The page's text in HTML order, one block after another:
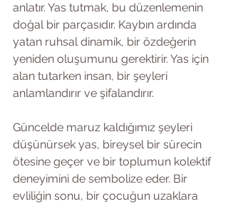
anlatır. Yas tutmak, bu düzenlemenin
doğal bir parçasıdır. Kaybın ardında
yatan ruhsal dinamik, bir özdeğerin
yeniden oluşumunu gerektirir. Yas için
alan tutarken insan, bir şeyleri
anlamlandırır ve şifalandırır.
Güncelde maruz kaldığımız şeyleri
düşünürsek yas, bireysel bir sürecin
ötesine geçer ve bir toplumun kolektif
deneyimini de sembolize eder. Bir
evliliğin sonu, bir çocuğun uzaklara